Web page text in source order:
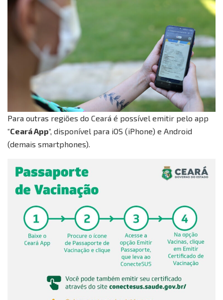
Para outras regiões do Ceará é possível emitir pelo app
“Ceará App“, disponível para iOS (iPhone) e Android
(demais smartphones).